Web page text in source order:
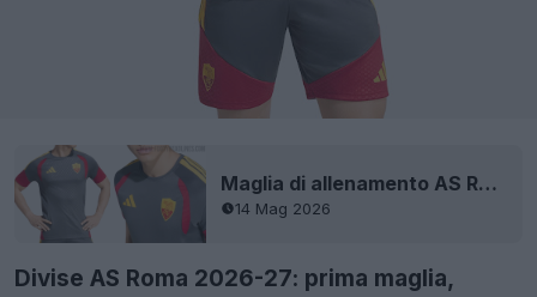
Maglia di allenamento AS Roma 26-27 filtrata
14 Mag 2026
Divise AS Roma 2026-27: prima maglia,